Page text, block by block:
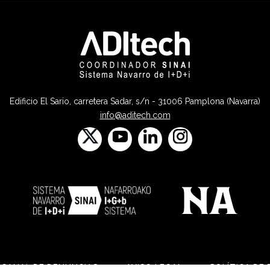
Edificio El Sario, carretera Sadar, s/n - 31006 Pamplona (Navarra)
info@aditech.com
CANAL DE DENUNCIAS AVISO LEGAL POLÍTICA DE